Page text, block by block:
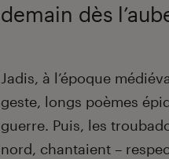
demain dès
Introduction
Jadis, à l’époque
geste, longs poèmes
guerre. Puis, les
nord, chantaient –